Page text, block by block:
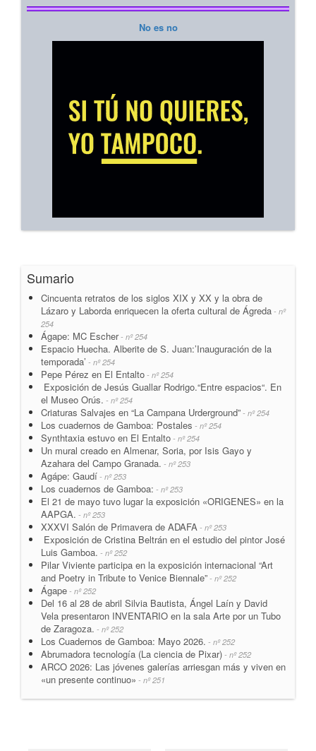
No es no
Sumario
Cincuenta retratos de los siglos XIX y XX y la obra de
Lázaro y Laborda enriquecen la oferta cultural de Ágreda - nº
254
Ágape: MC Escher- nº 254
Espacio Huecha. Alberite de S. Juan:’Inauguración de la
temporada’ - nº 254
Pepe Pérez en El Entalto - nº 254
Exposición de Jesús Guallar Rodrigo.“Entre espacios“. En
el Museo Orús. - nº 254
Criaturas Salvajes en “La Campana Urderground” - nº 254
Los cuadernos de Gamboa: Postales - nº 254
Synthtaxia estuvo en El Entalto - nº 254
Un mural creado en Almenar, Soria, por Isis Gayo y
Azahara del Campo Granada. - nº 253
Agápe: Gaudí - nº 253
Los cuadernos de Gamboa: - nº 253
El 21 de mayo tuvo lugar la exposición «ORIGENES» en la
AAPGA. - nº 253
XXXVI Salón de Primavera de ADAFA - nº 253
Exposición de Cristina Beltrán en el estudio del pintor José
Luis Gamboa. - nº 252
Pilar Viviente participa en la exposición internacional “Art
and Poetry in Tribute to Venice Biennale” - nº 252
Ágape - nº 252
Del 16 al 28 de abril Silvia Bautista, Ángel Laín y David
Vela presentaron INVENTARIO en la sala Arte por un Tubo
de Zaragoza. - nº 252
Los Cuadernos de Gamboa: Mayo 2026. - nº 252
Abrumadora tecnología (La ciencia de Pixar) - nº 252
ARCO 2026: Las jóvenes galerías arriesgan más y viven en
«un presente continuo» - nº 251